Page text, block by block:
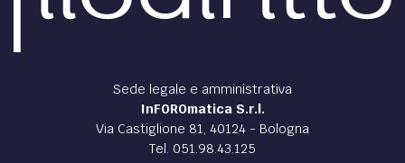
Sede legale e amministrativa
InFOROmatica S.r.l.
Via Castiglione 81, 40124 - Bologna
Tel. 051.98.43.125